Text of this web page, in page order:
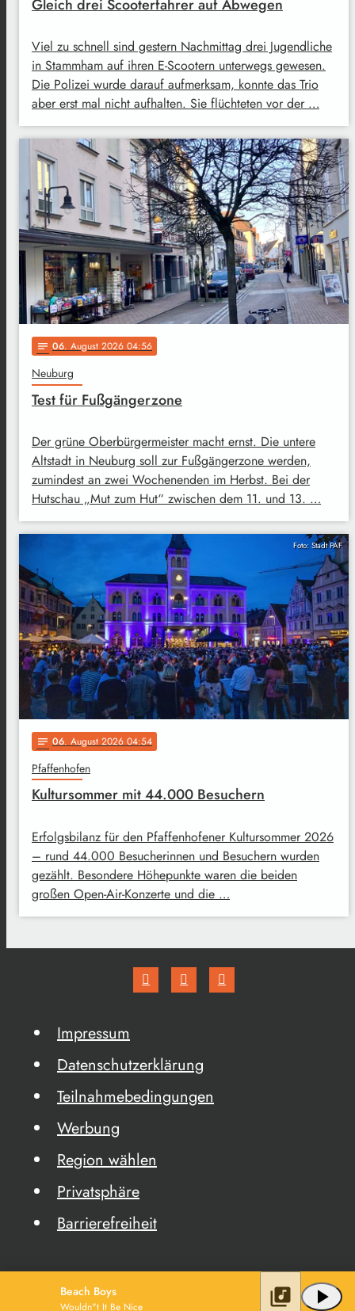
Gleich drei Scooterfahrer auf Abwegen
Viel zu schnell sind gestern Nachmittag drei Jugendliche
in Stammham auf ihren E-Scootern unterwegs gewesen.
Die Polizei wurde darauf aufmerksam, konnte das Trio
aber erst mal nicht aufhalten. Sie flüchteten vor der …
notes 06. August 2026 04:56
Neuburg
Test für Fußgängerzone
Der grüne Oberbürgermeister macht ernst. Die untere
Altstadt in Neuburg soll zur Fußgängerzone werden,
zumindest an zwei Wochenenden im Herbst. Bei der
Hutschau „Mut zum Hut“ zwischen dem 11. und 13. …
Foto: Stadt PAF
notes 06. August 2026 04:54
Pfaffenhofen
Kultursommer mit 44.000 Besuchern
Erfolgsbilanz für den Pfaffenhofener Kultursommer 2026
– rund 44.000 Besucherinnen und Besuchern wurden
gezählt. Besondere Höhepunkte waren die beiden
großen Open-Air-Konzerte und die …
Impressum
Datenschutzerklärung
Teilnahmebedingungen
Werbung
Region wählen
Privatsphäre
Barrierefreiheit
Beach Boys
Wouldn"t It Be Nice play_arrow
library_music